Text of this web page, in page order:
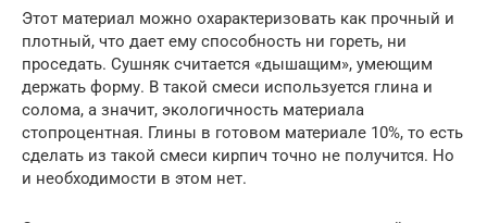
Этот материал можно охарактеризовать как прочный и
плотный, что дает ему способность ни гореть, ни
проседать. Сушняк считается «дышащим», умеющим
держать форму. В такой смеси используется глина и
солома, а значит, экологичность материала
стопроцентная. Глины в готовом материале 10%, то есть
сделать из такой смеси кирпич точно не получится. Но
и необходимости в этом нет.